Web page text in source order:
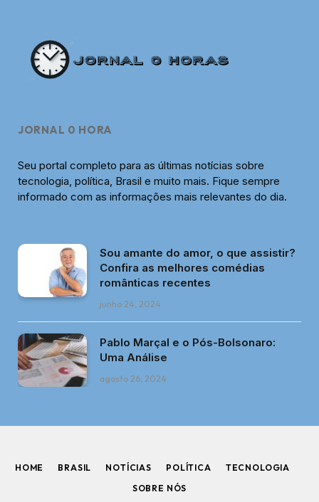
JORNAL 0 HORA
Seu portal completo para as últimas notícias sobre
tecnologia, política, Brasil e muito mais. Fique sempre
informado com as informações mais relevantes do dia.
Sou amante do amor, o que assistir?
Confira as melhores comédias
românticas recentes
junho 24, 2024
Pablo Marçal e o Pós-Bolsonaro:
Uma Análise
agosto 26, 2024
HOME BRASIL NOTÍCIAS POLÍTICA
TECNOLOGIA
SOBRE NÓS